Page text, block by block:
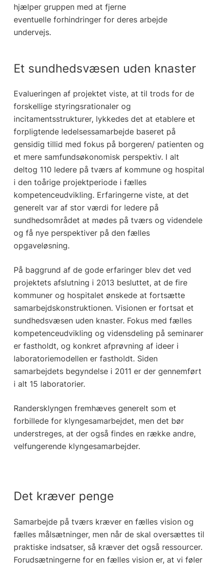
hjælper gruppen med at fjerne
eventuelle forhindringer for deres arbejde
undervejs.
Et sundhedsvæsen uden knaster
Evalueringen af projektet viste, at til trods for de
forskellige styringsrationaler og
incitamentsstrukturer, lykkedes det at etablere et
forpligtende ledelsessamarbejde baseret på
gensidig tillid med fokus på borgeren/ patienten og
et mere samfundsøkonomisk perspektiv. I alt
deltog 110 ledere på tværs af kommune og hospital
i den toårige projektperiode i fælles
kompetenceudvikling. Erfaringerne viste, at det
generelt var af stor værdi for ledere på
sundhedsområdet at mødes på tværs og videndele
og få nye perspektiver på den fælles
opgaveløsning.
På baggrund af de gode erfaringer blev det ved
projektets afslutning i 2013 besluttet, at de fire
kommuner og hospitalet ønskede at fortsætte
samarbejdskonstruktionen. Visionen er fortsat et
sundhedsvæsen uden knaster. Fokus med fælles
kompetenceudvikling og vidensdeling på seminarer
er fastholdt, og konkret afprøvning af ideer i
laboratoriemodellen er fastholdt. Siden
samarbejdets begyndelse i 2011 er der gennemført
i alt 15 laboratorier.
Randersklyngen fremhæves generelt som et
forbillede for klyngesamarbejdet, men det bør
understreges, at der også findes en række andre,
velfungerende klyngesamarbejder.
Det kræver penge
Samarbejde på tværs kræver en fælles vision og
fælles målsætninger, men når de skal oversættes til
praktiske indsatser, så kræver det også ressourcer.
Forudsætningerne for en fælles vision er, at vi føler